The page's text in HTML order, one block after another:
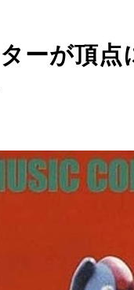
ーが頂点